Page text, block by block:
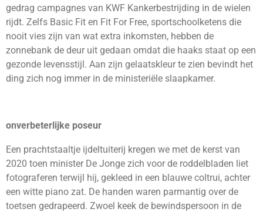
gedrag campagnes van KWF Kankerbestrijding in de wielen
rijdt. Zelfs Basic Fit en Fit For Free, sportschoolketens die
nooit vies zijn van wat extra inkomsten, hebben de
zonnebank de deur uit gedaan omdat die haaks staat op een
gezonde levensstijl. Aan zijn gelaatskleur te zien bevindt het
ding zich nog immer in de ministeriële slaapkamer.
onverbeterlijke poseur
Een prachtstaaltje ijdeltuiterij kregen we met de kerst van
2020 toen minister De Jonge zich voor de roddelbladen liet
fotograferen terwijl hij, gekleed in een blauwe coltrui, achter
een witte piano zat. De handen waren parmantig over de
toetsen gedrapeerd. Zwoel keek de bewindspersoon in de